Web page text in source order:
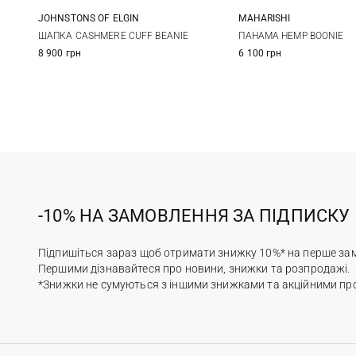
One size
JOHNSTONS OF ELGIN
ШАПКА CASHMERE CUFF BEANIE
8 900 грн
S/M L/XL
MAHARISHI
ПАНАМА HEMP BOONIE
6 100 грн
-10% НА ЗАМОВЛЕННЯ ЗА ПІДПИСКУ
Підпишіться зараз щоб отримати знижку 10%* на перше
Першими дізнавайтеся про новини, знижки та розпродажі.
*Знижки не сумуються з іншими знижками та акційними